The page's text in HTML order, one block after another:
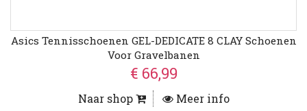
Asics Tennisschoenen GEL-DEDICATE 8 CLAY Schoenen
Voor Gravelbanen
€ 66,99
Naar shop Meer info